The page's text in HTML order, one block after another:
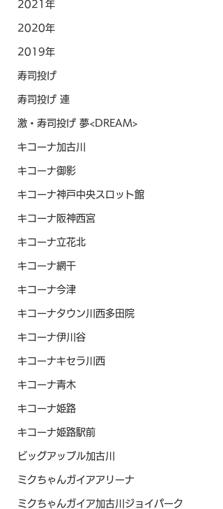
2021年
2020年
2019年
寿司投げ
寿司投げ 連
激・寿司投げ 夢<DREAM>
キコーナ加古川
キコーナ御影
キコーナ神戸中央スロット館
キコーナ阪神西宮
キコーナ立花北
キコーナ網干
キコーナ今津
キコーナタウン川西多田院
キコーナ伊川谷
キコーナキセラ川西
キコーナ青木
キコーナ姫路
キコーナ姫路駅前
ビッグアップル加古川
ミクちゃんガイアアリーナ
ミクちゃんガイア加古川ジョイパーク